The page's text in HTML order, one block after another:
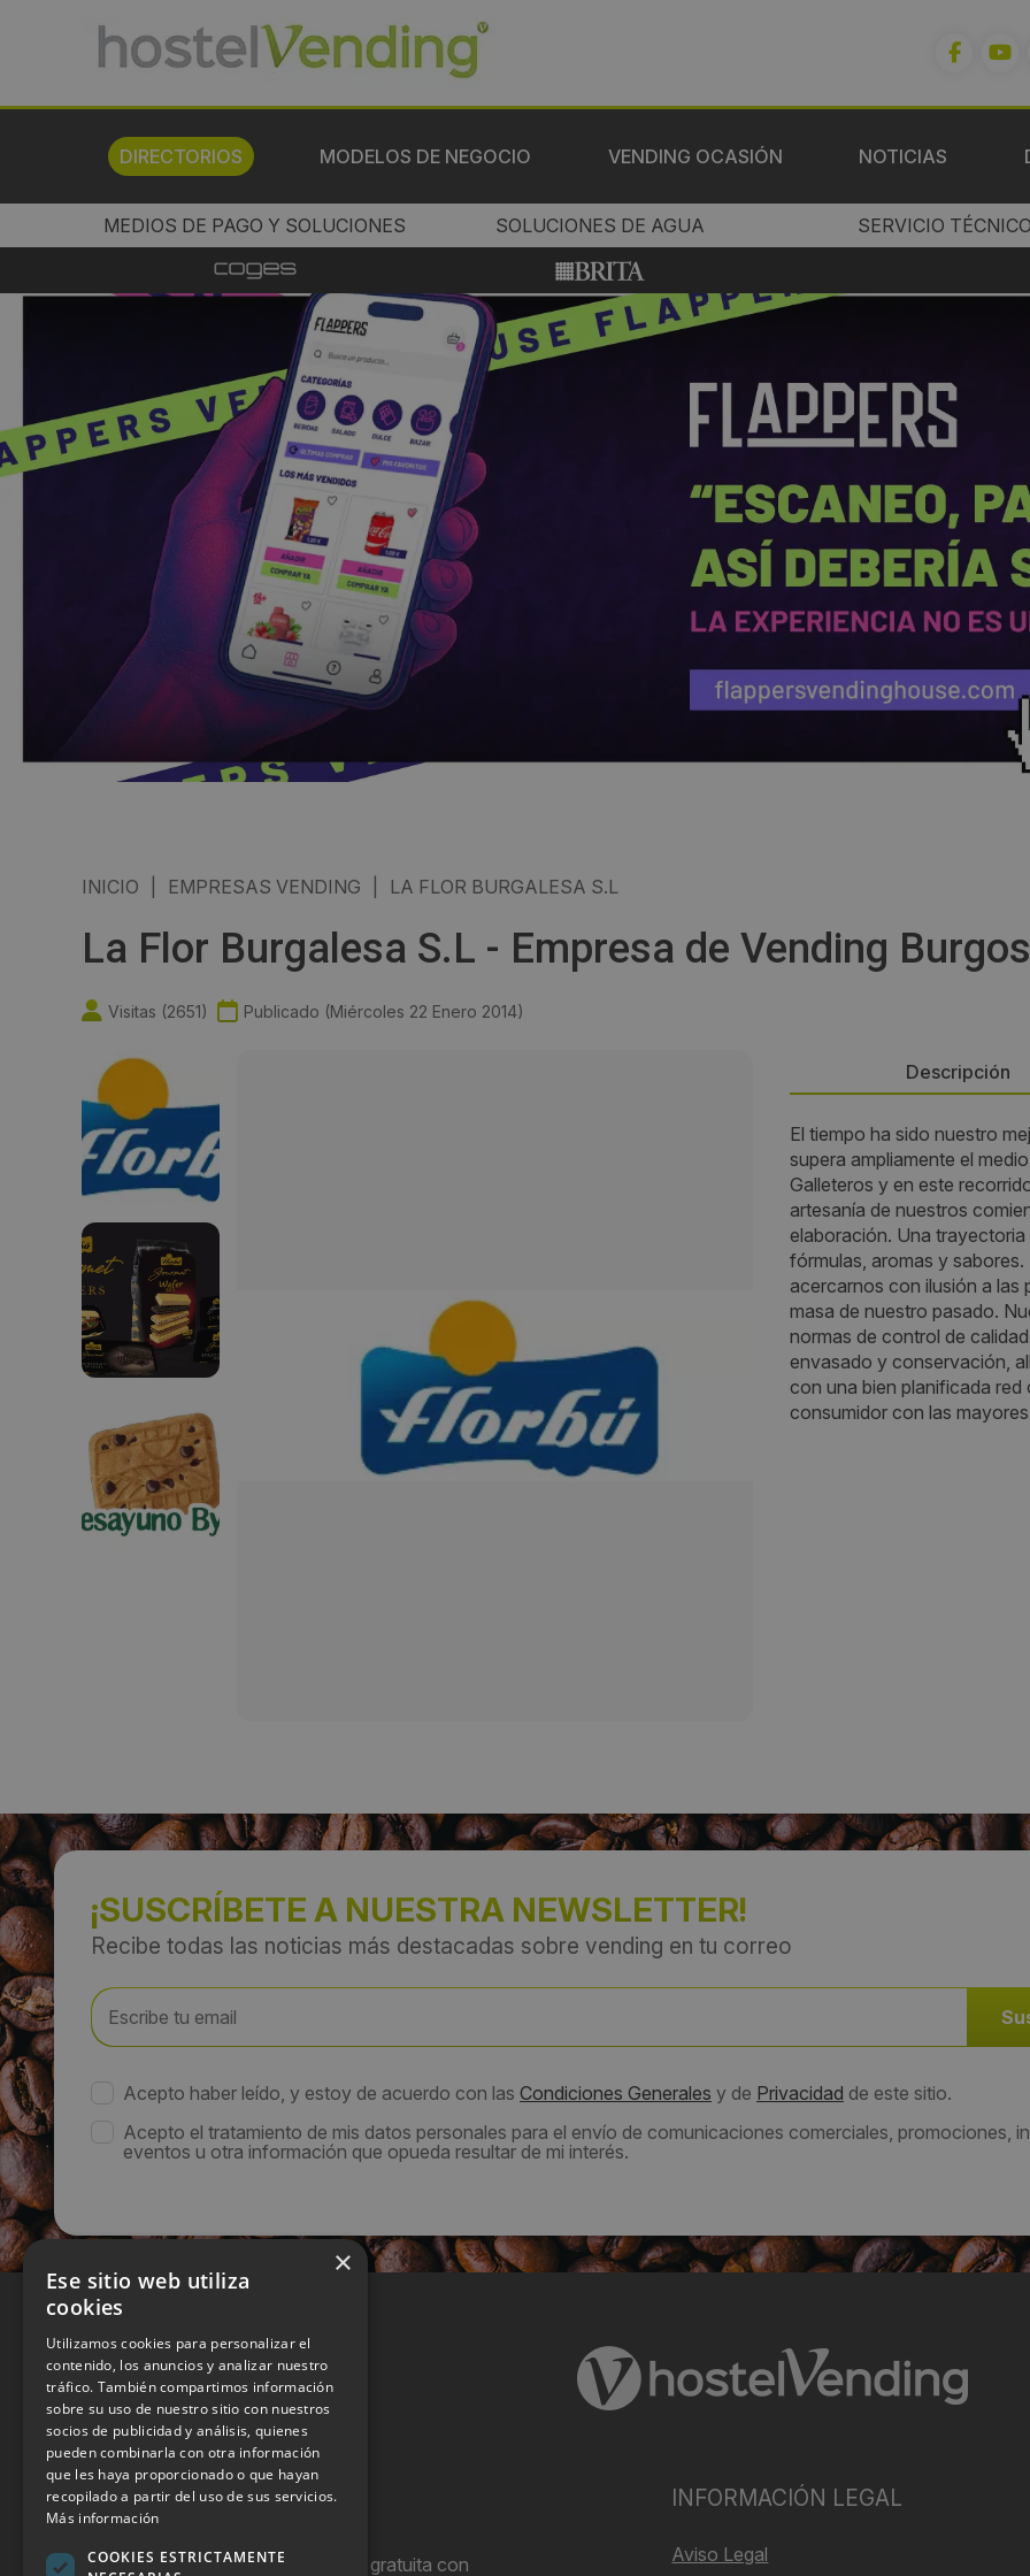
DIRECTORIOS MODELOS DE NEGOCIO VENDING OCASIÓN NOTICIAS
MEDIOS DE PAGO Y SOLUCIONES SOLUCIONES DE AGUA SERVICIO
INICIO EMPRESAS VENDING LA FLOR BURGALESA S.L
La Flor Burgalesa S.L - Empresa de Vending Burgos
Visitas (2651) Publicado (Miércoles 22 Enero 2014)
Descripción
El tiempo ha sido nuestro
supera ampliamente el
Galleteros y en este
artesanía de nuestros
elaboración. Una
fórmulas, aromas y
acercarnos con ilusión a las
masa de nuestro pasado.
normas de control de
envasado y conservación,
con una bien planificada red
consumidor con las
Persona de contacto:
Marta Santa María
Dirección:
Pol. Ind.Villalonquéjar, López
37
Localidad:
Burgos
¡SUSCRÍBETE A NUESTRA NEWSLETTER!
Recibe todas las noticias más destacadas sobre vending en tu correo
Acepto haber leído, y estoy de acuerdo con las Condiciones Generales y de Privacidad de este sitio.
Acepto el tratamiento de mis datos personales para el envío de comunicaciones comerciales, promociones,
eventos u otra información que opueda resultar de mi interés.
Hostel Vending es una publicación gratuita con
INFORMACIÓN LEGAL
Aviso Legal
×
Ese sitio web utiliza
cookies
Utilizamos cookies para personalizar el
contenido, los anuncios y analizar nuestro
tráfico. También compartimos información
sobre su uso de nuestro sitio con nuestros
socios de publicidad y análisis, quienes
pueden combinarla con otra información
que les haya proporcionado o que hayan
recopilado a partir del uso de sus servicios.
Más información
COOKIES ESTRICTAMENTE